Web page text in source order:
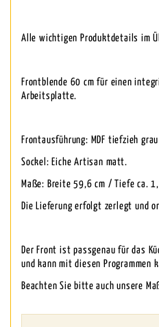
Alle wichtigen Produktdetails im
Frontblende 60 cm für einen
Arbeitsplatte.
Frontausführung: MDF tiefzieh
Sockel: Eiche Artisan matt.
Maße: Breite 59,6 cm / Tiefe ca.
Die Lieferung erfolgt zerlegt und
Der Front ist passgenau für das
und kann mit diesen Programmen
Beachten Sie bitte auch unsere